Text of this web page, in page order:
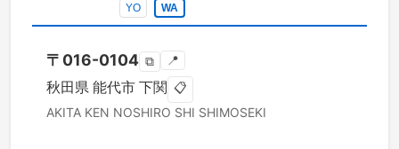
YO
WA
〒 016-0104 ⧉ 📍
秋田県 能代市 下関 📋
AKITA KEN NOSHIRO SHI SHIMOSEKI